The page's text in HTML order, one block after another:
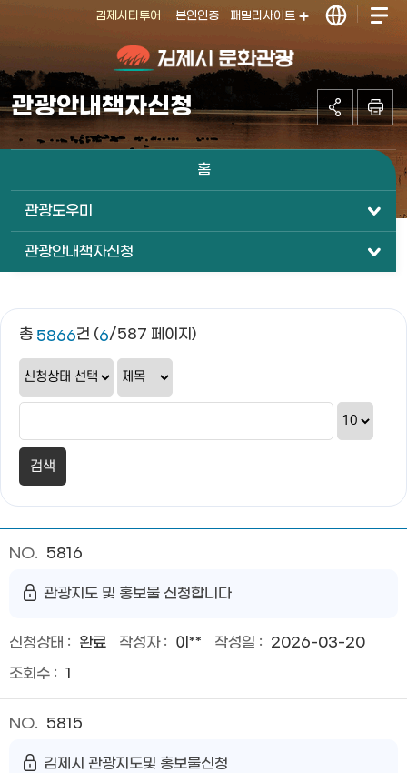
김제시티투어 본인인증 패밀리사이트
김제시 문화관
광
관광안내책자신청
홈
관광도우미
관광안내책자신청
총 5866건 (6/587 페이지)
5816
관광지도 및 홍보물 신청합니다
완료 이**
2026-03-20
1
5815
김제시 관광지도및 홍보물신청